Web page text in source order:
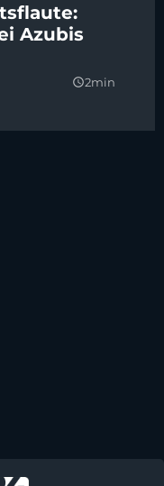
Azubis
query_builder2min